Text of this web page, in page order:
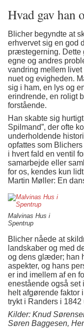
Hvad gav han
Blicher begyndte at
erhvervet sig en god
præstegerning. Dette
egne og andres
vandring mellem
nuet og evigheden.
sig i ham, en lys og
erindrende, en roligt
forstående.
Han skabte sig
Spilmand”, der ofte
underholdende
opfattes som
i hvert fald en ventil
samarbejde eller
for os, kendes kun
Martin Møller: En
Malvinas Hus i
Spentrup
Blicher nåede at
landskaber og med
og dens glæder; han
aspekter, og hans
er ind imellem af en
enestående også
helt afgørende faktor
trykt i Randers i
Kilder: Knud
Søren Baggesen,